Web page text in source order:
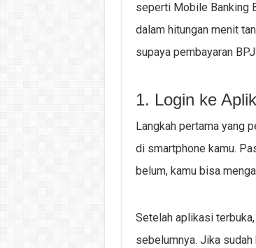
seperti Mobile Banking
dalam hitungan menit
supaya pembayaran
1. Login ke
Langkah pertama yang
di smartphone kamu.
belum, kamu bisa
Setelah aplikasi
sebelumnya. Jika